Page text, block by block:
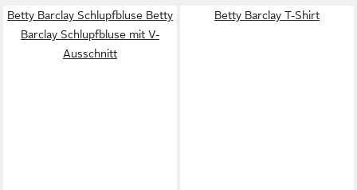
Betty Barclay Schlupfbluse Betty
Barclay Schlupfbluse mit V-
Ausschnitt
Betty Barclay T-Shirt